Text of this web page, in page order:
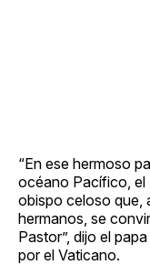
“En ese hermoso
océano Pacífico, el
obispo celoso que,
hermanos, se
Pastor”, dijo el
por el Vaticano.